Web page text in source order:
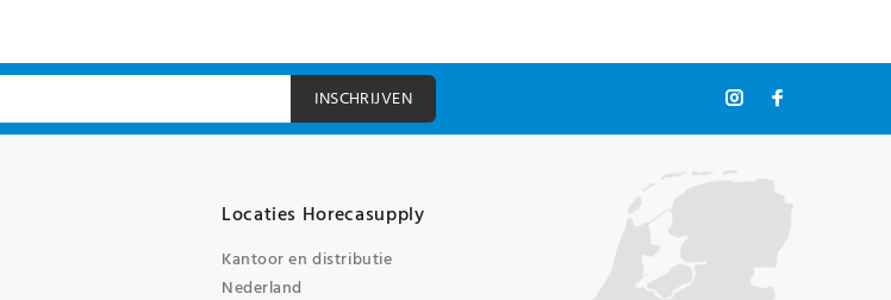
INSCHRIJVEN
Locaties Horecasupply
Kantoor en distributie
Nederland